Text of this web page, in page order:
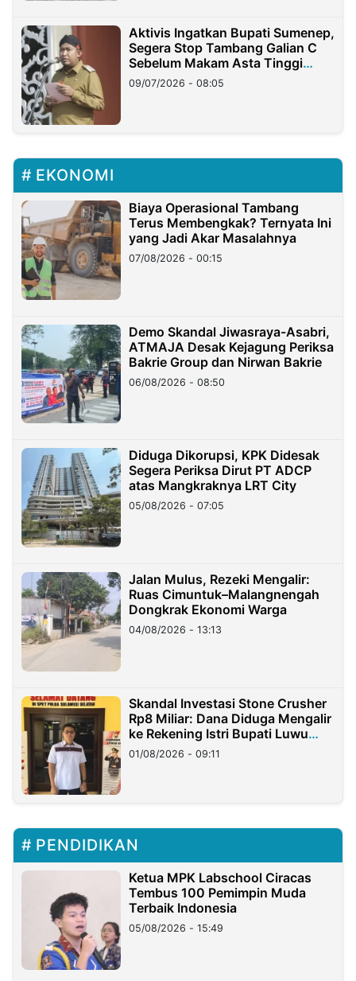
Aktivis Ingatkan Bupati Sumenep,
Segera Stop Tambang Galian C
Sebelum Makam Asta Tinggi
Longsor
09/07/2026 - 08:05
EKONOMI
Biaya Operasional Tambang
Terus Membengkak? Ternyata Ini
yang Jadi Akar Masalahnya
07/08/2026 - 00:15
Demo Skandal Jiwasraya-Asabri,
ATMAJA Desak Kejagung Periksa
Bakrie Group dan Nirwan Bakrie
06/08/2026 - 08:50
Diduga Dikorupsi, KPK Didesak
Segera Periksa Dirut PT ADCP
atas Mangkraknya LRT City
05/08/2026 - 07:05
Jalan Mulus, Rezeki Mengalir:
Ruas Cimuntuk–Malangnengah
Dongkrak Ekonomi Warga
04/08/2026 - 13:13
Skandal Investasi Stone Crusher
Rp8 Miliar: Dana Diduga Mengalir
ke Rekening Istri Bupati Luwu
Timur
01/08/2026 - 09:11
PENDIDIKAN
Ketua MPK Labschool Ciracas
Tembus 100 Pemimpin Muda
Terbaik Indonesia
05/08/2026 - 15:49